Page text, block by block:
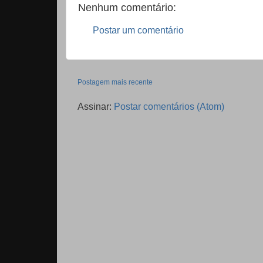
Nenhum comentário:
Postar um comentário
Postagem mais recente
Assinar: Postar comentários (Atom)